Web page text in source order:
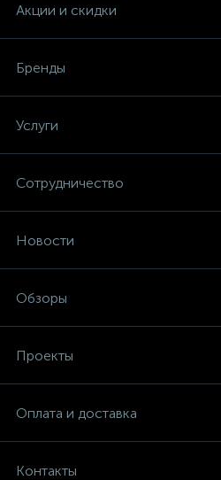
Акции и скидки
Бренды
Услуги
Сотрудничество
Новости
Обзоры
Проекты
Оплата и доставка
Контакты